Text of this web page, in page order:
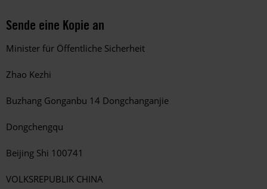
Sende eine Kopie an
Minister für Öffentliche Sicherheit
Zhao Kezhi
Buzhang Gonganbu 14 Dongchanganjie
Dongchengqu
Beijing Shi 100741
VOLKSREPUBLIK CHINA